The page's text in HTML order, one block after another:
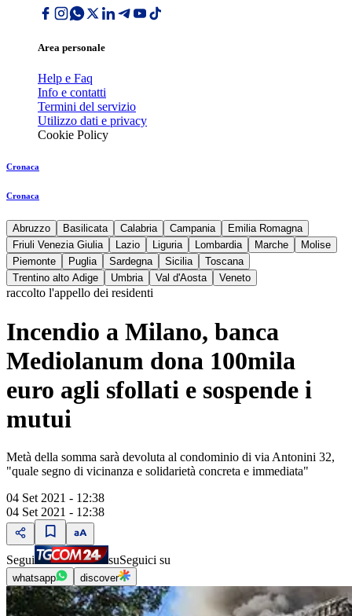
Area personale
Help e Faq
Info e contatti
Termini del servizio
Utilizzo dati e privacy
Cookie Policy
Cronaca
Cronaca
Abruzzo Basilicata Calabria Campania
Emilia Romagna
Friuli Venezia Giulia
Lazio Liguria Lombardia Marche
Molise
Piemonte
Puglia Sardegna Sicilia
Toscana
Trentino alto Adige
Umbria Val d'Aosta Veneto
raccolto l'appello dei residenti
Incendio a Milano, banca
Mediolanum dona 100mila
euro agli sfollati e sospende i
mutui
Metà della somma sarà devoluta al condominio di via Antonini 32,
"quale segno di vicinanza e solidarietà concreta e immediata"
04 Set 2021 - 12:38
04 Set 2021 - 12:38
Segui suSeguici su
whatsapp discover